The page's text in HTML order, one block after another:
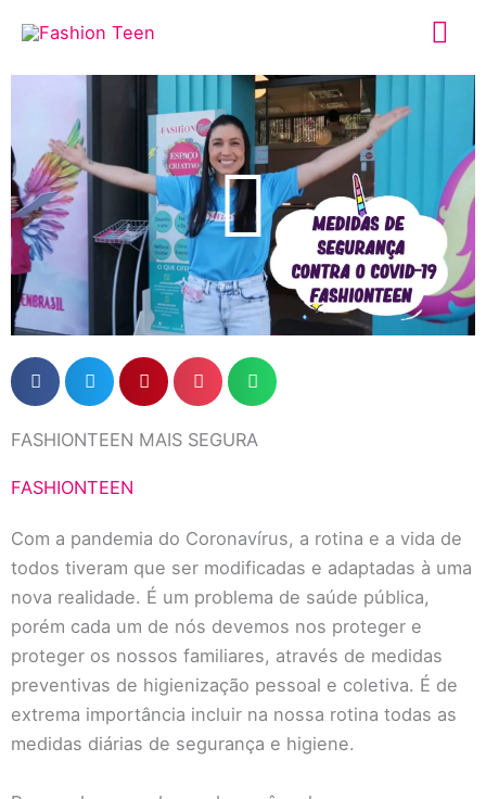
para
Play
FASHIONTEEN MAIS SEGURA
FASHIONTEEN
Com a pandemia do Coronavírus, a rotina e a vida de
todos tiveram que ser modificadas e adaptadas à uma
nova realidade. É um problema de saúde pública,
porém cada um de nós devemos nos proteger e
proteger os nossos familiares, através de medidas
preventivas de higienização pessoal e coletiva. É de
extrema importância incluir na nossa rotina todas as
medidas diárias de segurança e higiene.